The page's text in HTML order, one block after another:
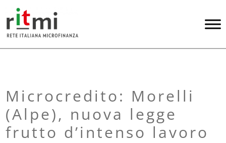
Microcredito: Morelli
(Alpe), nuova legge
frutto d’intenso lavoro